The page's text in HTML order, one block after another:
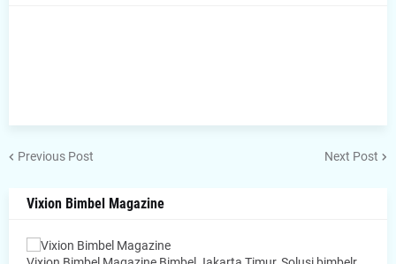
Previous Post Next Post
Vixion Bimbel Magazine